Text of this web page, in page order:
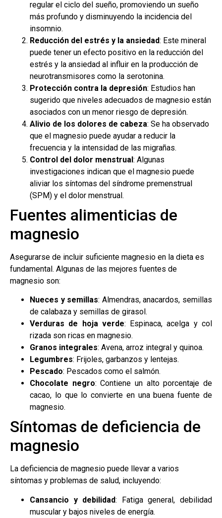
regular el ciclo del sueño, promoviendo un sueño
más profundo y disminuyendo la incidencia del
insomnio.
Reducción del estrés y la ansiedad: Este mineral
puede tener un efecto positivo en la reducción del
estrés y la ansiedad al influir en la producción de
neurotransmisores como la serotonina.
Protección contra la depresión: Estudios han
sugerido que niveles adecuados de magnesio están
asociados con un menor riesgo de depresión.
Alivio de los dolores de cabeza: Se ha observado
que el magnesio puede ayudar a reducir la
frecuencia y la intensidad de las migrañas.
Control del dolor menstrual: Algunas
investigaciones indican que el magnesio puede
aliviar los síntomas del síndrome premenstrual
(SPM) y el dolor menstrual.
Fuentes alimenticias de
magnesio
Asegurarse de incluir suficiente magnesio en la dieta es
fundamental. Algunas de las mejores fuentes de
magnesio son:
Nueces y semillas: Almendras, anacardos, semillas
de calabaza y semillas de girasol.
Verduras de hoja verde: Espinaca, acelga y col
rizada son ricas en magnesio.
Granos integrales: Avena, arroz integral y quinoa.
Legumbres: Frijoles, garbanzos y lentejas.
Pescado: Pescados como el salmón.
Chocolate negro: Contiene un alto porcentaje de
cacao, lo que lo convierte en una buena fuente de
magnesio.
Síntomas de deficiencia de
magnesio
La deficiencia de magnesio puede llevar a varios
síntomas y problemas de salud, incluyendo:
Cansancio y debilidad: Fatiga general, debilidad
muscular y bajos niveles de energía.